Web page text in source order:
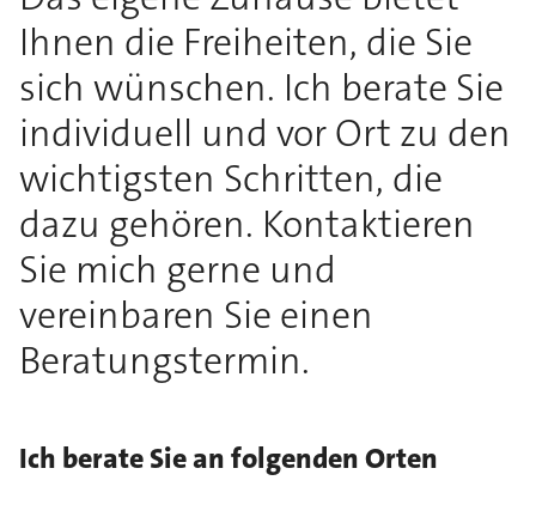
Ihnen die Freiheiten, die Sie
sich wünschen. Ich berate Sie
individuell und vor Ort zu den
wichtigsten Schritten, die
dazu gehören. Kontaktieren
Sie mich gerne und
vereinbaren Sie einen
Beratungstermin.
Ich berate Sie an folgenden Orten